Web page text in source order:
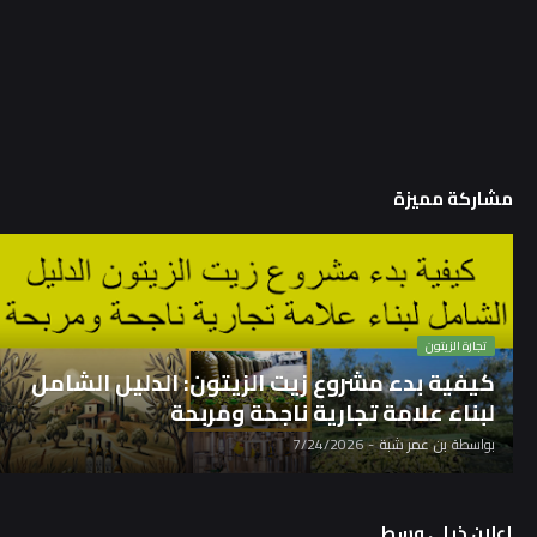
مشاركة مميزة
تجارة الزيتون
كيفية بدء مشروع زيت الزيتون: الدليل الشامل
لبناء علامة تجارية ناجحة ومربحة
بواسطةبن عمر شبة-
7/24/2026